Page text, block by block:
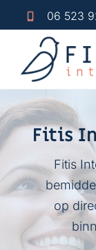
naar
06 523
Home
Fitis
Fitis Interim
Over Fitis
Fitis
Fitis
op